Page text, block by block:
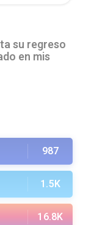
su regreso
en mis
987
1.5K
16.8K